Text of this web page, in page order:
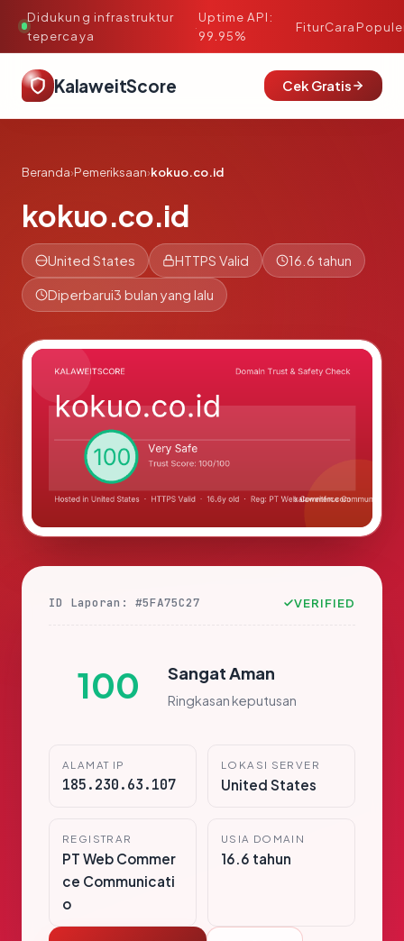
Didukung infrastruktur
tepercaya
·
Uptime API:
99.95%
FiturCara
KalaweitScore Cek Gratis
Beranda›Pemeriksaan›kokuo.co.id
kokuo.co.id
United States HTTPS Valid 16.6 tahun
Diperbarui3 bulan yang lalu
ID Laporan: #5FA75C27 VERIFIED
100 Sangat Aman
Ringkasan keputusan
ALAMAT IP
185.230.63.107
LOKASI SERVER
United States
REGISTRAR
PT Web Commer
ce Communicati
o
USIA DOMAIN
16.6 tahun